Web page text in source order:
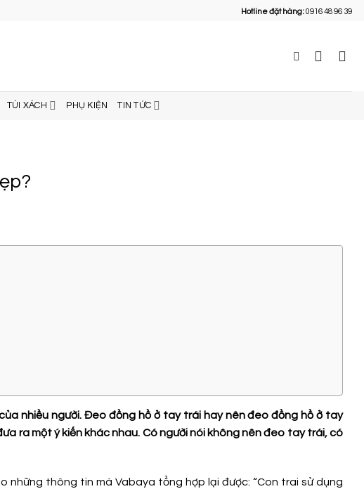
Hotline đặt hàng:0916 48 96 39
TÚI XÁCH PHỤ KIỆN TIN TỨC
nhiều người. Đeo đồng hồ ở tay trái hay nên đeo đồng hồ ở tay
ra một ý kiến khác nhau. Có người nói không nên đeo tay trái, có
thông tin mà Vabaya tổng hợp lại được: “Con trai sử dụng